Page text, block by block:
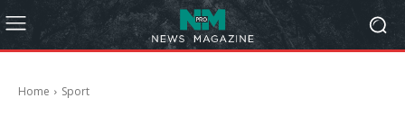
Home Sport